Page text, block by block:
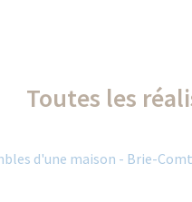
Toutes les